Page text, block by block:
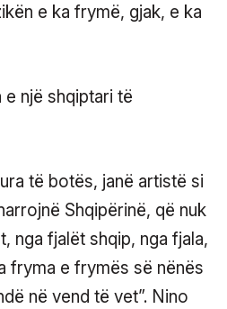
e ka frymë, gjak, e ka
të botës, janë artistë si
Shqipërinë, që nuk
nga fjalët shqip, nga fjala,
fryma e frymës së nënës
në vend të vet”. Nino